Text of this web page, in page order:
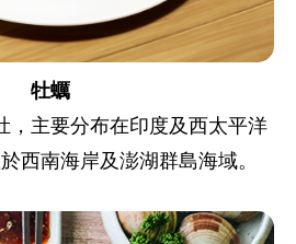
牡蠣
，主要分布在印度及西太平洋
西南海岸及澎湖群島海域。